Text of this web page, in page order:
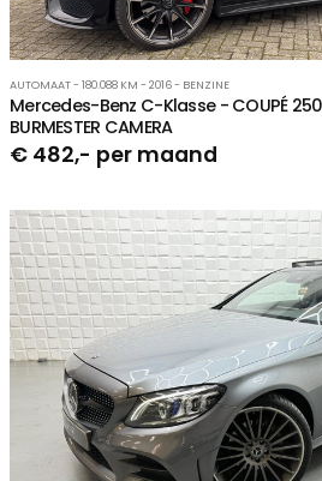
AUTOMAAT - 180.088 KM - 2016 - BENZINE
Mercedes-Benz C-Klasse - COUPÉ 250
BURMESTER CAMERA
€ 482,- per maand